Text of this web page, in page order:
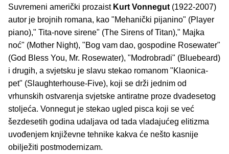
Suvremeni američki prozaist Kurt Vonnegut (1922-2007)
autor je brojnih romana, kao "Mehanički pijanino" (Player
piano)," Tita-nove sirene" (The Sirens of Titan)," Majka
noć" (Mother Night), "Bog vam dao, gospodine Rosewater"
(God Bless You, Mr. Rosewater), "Modrobradi" (Bluebeard)
i drugih, a svjetsku je slavu stekao romanom "Klaonica-
pet" (Slaughterhouse-Five), koji se drži jednim od
vrhunskih ostvarenja svjetske antiratne proze dvadesetog
stoljeća. Vonnegut je stekao ugled pisca koji se već
šezdesetih godina udaljava od tada vladajućeg elitizma
uvođenjem književne tehnike kakva će nešto kasnije
obilježiti postmodernizam.